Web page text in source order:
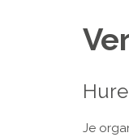
Je